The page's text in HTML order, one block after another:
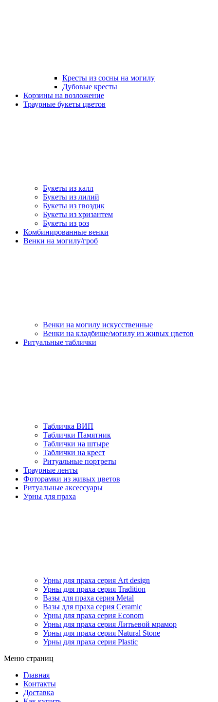
Кресты из сосны на могилу
Дубовые кресты
Корзины на возложение
Траурные букеты цветов
Букеты из калл
Букеты из лилий
Букеты из гвоздик
Букеты из хризантем
Букеты из роз
Комбинированные венки
Венки на могилу/гроб
Венки на могилу искусственные
Венки на кладбище/могилу из живых цветов
Ритуальные таблички
Табличка ВИП
Таблички Памятник
Таблички на штыре
Таблички на крест
Ритуальные портреты
Траурные ленты
Фоторамки из живых цветов
Ритуальные аксессуары
Урны для праха
Урны для праха серия Art design
Урны для праха серия Tradition
Вазы для праха серия Metal
Вазы для праха серия Ceramic
Урны для праха серия Econom
Урны для праха серия Литьевой мрамор
Урны для праха серия Natural Stone
Урны для праха серия Plastic
Меню страниц
Главная
Контакты
Доставка